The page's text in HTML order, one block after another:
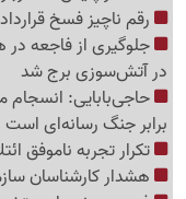
رقم ناچیز فسخ
جلوگیری از فاجعه
در آتش‌سوزی برج شد
حاجی‌بابایی: انسجام
برابر جنگ رسانه‌ای است
تکرار تجربه ناموفق
هشدار کارشناسان